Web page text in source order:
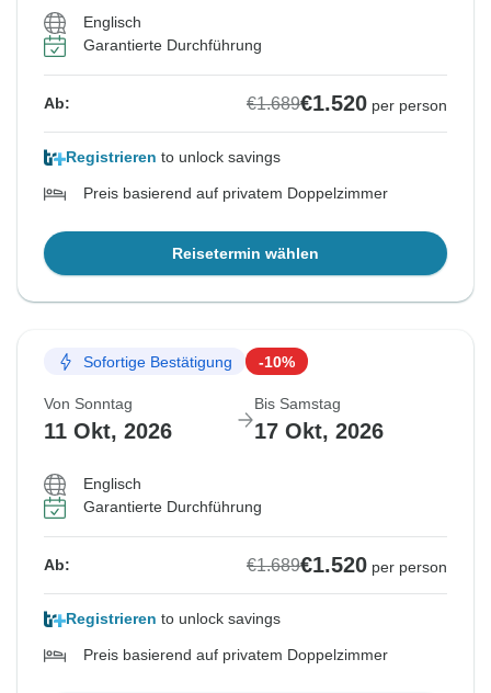
Englisch
Garantierte Durchführung
Ab: €1.689€1.520 per person
Registrieren to unlock savings
Preis basierend auf privatem Doppelzimmer
Reisetermin wählen
Sofortige Bestätigung -10%
Von Sonntag
11 Okt, 2026
Bis Samstag
17 Okt, 2026
Englisch
Garantierte Durchführung
Ab: €1.689€1.520 per person
Registrieren to unlock savings
Preis basierend auf privatem Doppelzimmer